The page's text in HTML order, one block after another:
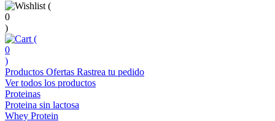
(
0
)
(
0
)
Productos Ofertas Rastrea tu pedido
Ver todos los productos
Proteinas
Proteina sin lactosa
Whey Protein